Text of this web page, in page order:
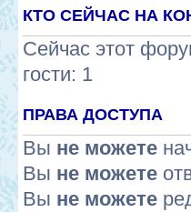
КТО СЕЙЧАС НА
Сейчас этот
гости: 1
ПРАВА ДОСТУПА
Вы не можете
Вы не можете
Вы не можете